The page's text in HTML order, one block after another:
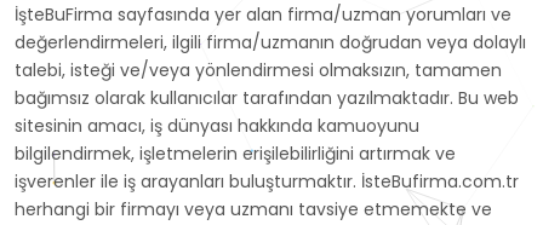
İşteBuFirma sayfasında yer alan firma/uzman yorumları ve
değerlendirmeleri, ilgili firma/uzmanın doğrudan veya dolaylı
talebi, isteği ve/veya yönlendirmesi olmaksızın, tamamen
bağımsız olarak kullanıcılar tarafından yazılmaktadır. Bu web
sitesinin amacı, iş dünyası hakkında kamuoyunu
bilgilendirmek, işletmelerin erişilebilirliğini artırmak ve
işverenler ile iş arayanları buluşturmaktır. İsteBufirma.com.tr
herhangi bir firmayı veya uzmanı tavsiye etmemekte ve